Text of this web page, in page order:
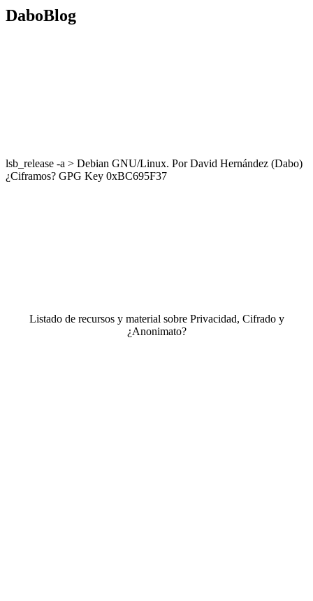
DaboBlog
lsb_release -a > Debian GNU/Linux. Por David Hernández (Dabo)
¿Ciframos? GPG Key 0xBC695F37
Listado de recursos y material sobre Privacidad, Cifrado y
¿Anonimato?